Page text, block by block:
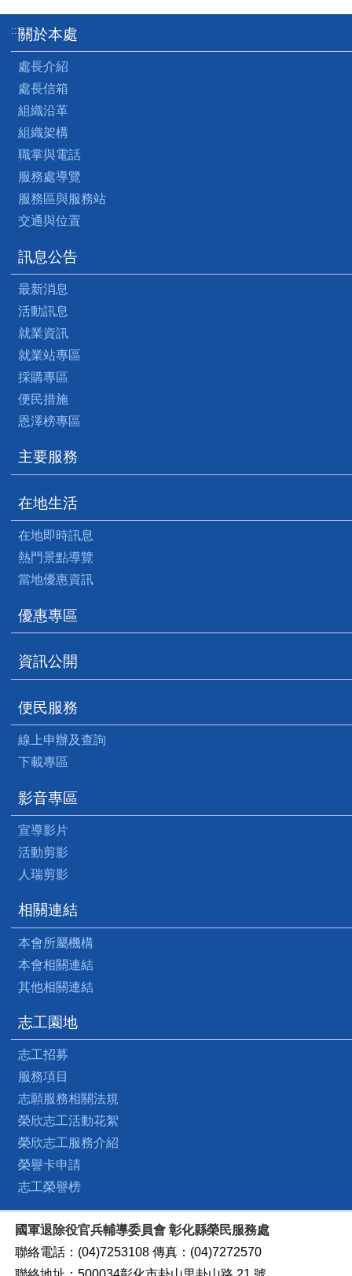
:::關於本處
處長介紹
處長信箱
組織沿革
組織架構
職掌與電話
服務處導覽
服務區與服務站
交通與位置
訊息公告
最新消息
活動訊息
就業資訊
就業站專區
採購專區
便民措施
恩澤榜專區
主要服務
在地生活
在地即時訊息
熱門景點導覽
當地優惠資訊
優惠專區
資訊公開
便民服務
線上申辦及查詢
下載專區
影音專區
宣導影片
活動剪影
人瑞剪影
相關連結
本會所屬機構
本會相關連結
其他相關連結
志工園地
志工招募
服務項目
志願服務相關法規
榮欣志工活動花絮
榮欣志工服務介紹
榮譽卡申請
志工榮譽榜
國軍退除役官兵輔導委員會 彰化縣榮民服務處
聯絡電話：(04)7253108 傳真：(04)7272570